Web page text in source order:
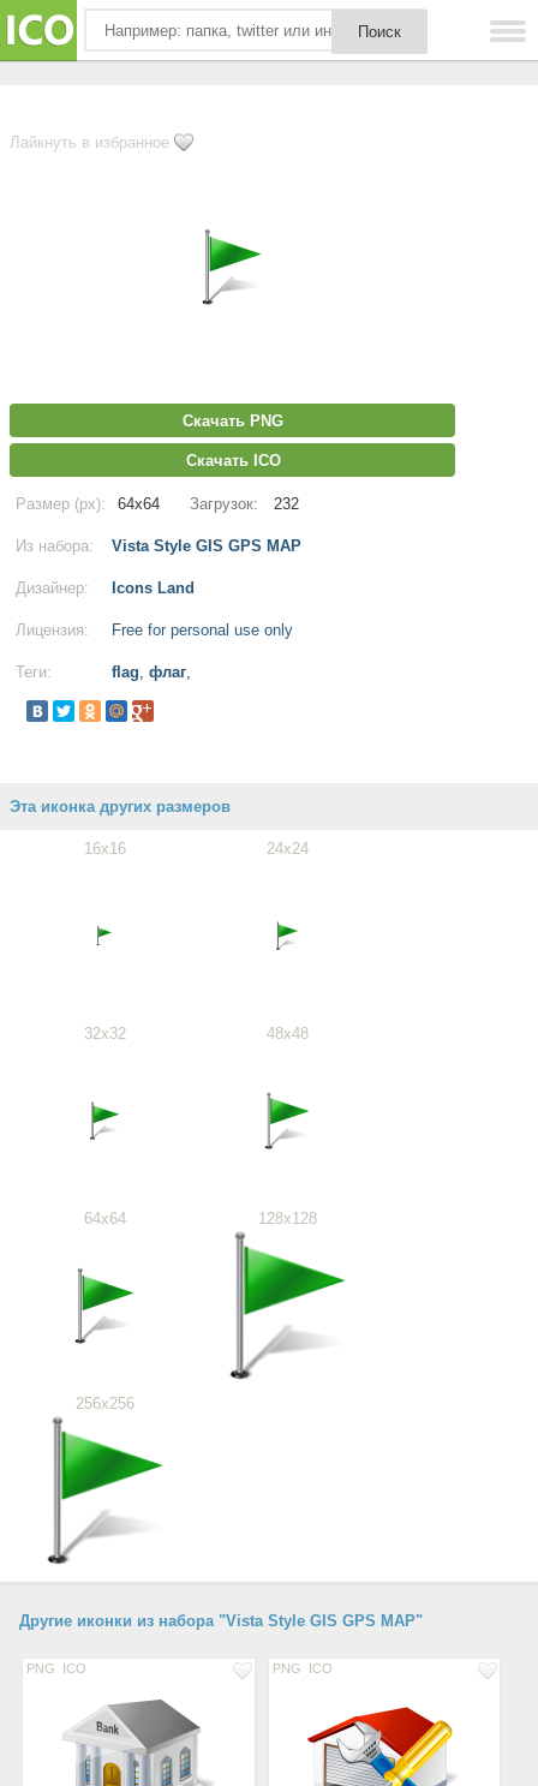
Лайкнуть в избранное
Скачать PNG
Скачать ICO
Размер (px): 64x64 Загрузок: 232
Из набора: Vista Style GIS GPS MAP
Дизайнер: Icons Land
Лицензия: Free for personal use only
Теги: flag, флаг,
Эта иконка других размеров
16x16 24x24
32x32 48x48
64x64 128x128
256x256
Другие иконки из набора "Vista Style GIS GPS MAP"
PNG ICO PNG ICO